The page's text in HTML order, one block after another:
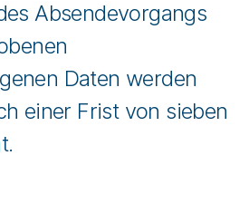
Absendevorgangs
Daten werden
einer Frist von sieben